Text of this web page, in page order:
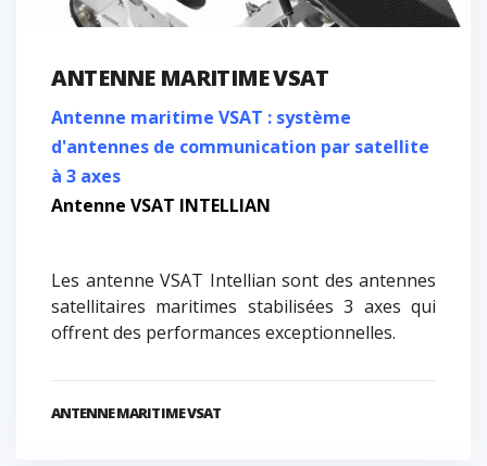
ANTENNE MARITIME VSAT
Antenne maritime VSAT : système
d'antennes de communication par satellite
à 3 axes
Antenne VSAT INTELLIAN
Les antenne VSAT Intellian sont des antennes
satellitaires maritimes stabilisées 3 axes qui
offrent des performances exceptionnelles.
ANTENNE MARITIME VSAT